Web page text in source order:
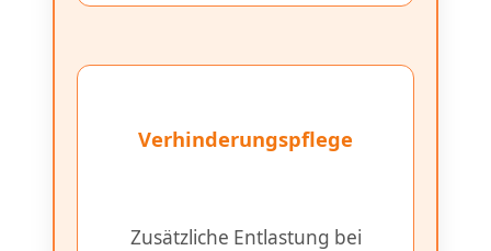
Verhinderungspflege
Zusätzliche Entlastung bei